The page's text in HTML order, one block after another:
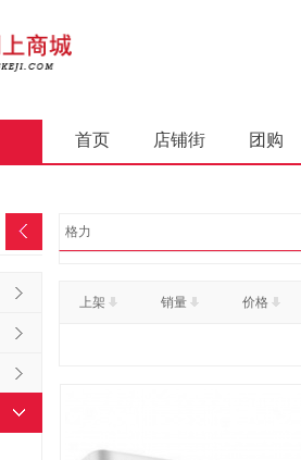
首页 店铺街 团购
屏风类
轻金属床类 木制床类
格力
上架 销量 价格